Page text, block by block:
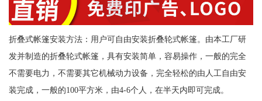
折叠式帐篷安装方法：用户可自由安装折叠轮式帐篷。由本工厂研
发并制造的折叠轮式帐篷，具有安装简单，容易操作，一般的完全
不需要电力，不需要其它机械动力设备，完全轻松的由人工自由安
装完成，一般的100平方米，由4-6个人，在半天内即可完成。